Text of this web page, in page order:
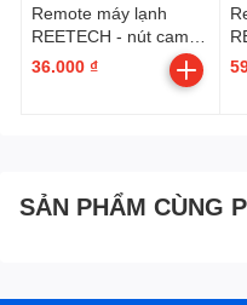
Remote máy lạnh
REETECH - nút cam
tam giác
36.000 ₫
SẢN PHẨM CÙNG